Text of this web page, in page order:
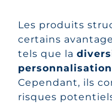
Les produits
certains
tels que la
personnalisation
Cependant, ils
risques